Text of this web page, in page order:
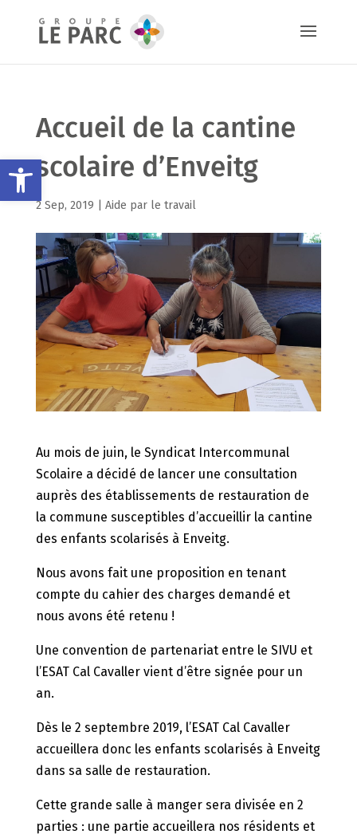
Ouvrir la barre d’outils
Accueil de la cantine
scolaire d’Enveitg
2 Sep, 2019 | Aide par le travail
Au mois de juin, le Syndicat Intercommunal
Scolaire a décidé de lancer une consultation
auprès des établissements de restauration de
la commune susceptibles d’accueillir la cantine
des enfants scolarisés à Enveitg.
Nous avons fait une proposition en tenant
compte du cahier des charges demandé et
nous avons été retenu !
Une convention de partenariat entre le SIVU et
l’ESAT Cal Cavaller vient d’être signée pour un
an.
Dès le 2 septembre 2019, l’ESAT Cal Cavaller
accueillera donc les enfants scolarisés à Enveitg
dans sa salle de restauration.
Cette grande salle à manger sera divisée en 2
parties : une partie accueillera nos résidents et